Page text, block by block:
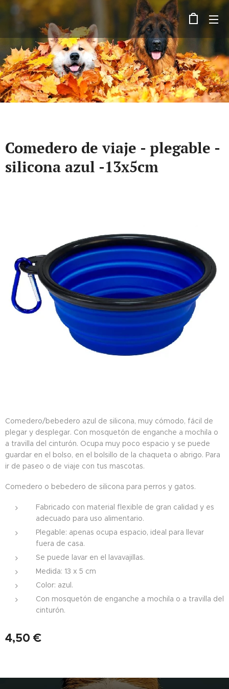
Comedero de viaje - plegable -
silicona azul -13x5cm
Comedero/bebedero azul de silicona, muy cómodo, fácil de
plegar y desplegar. Con mosquetón de enganche a mochila o
a travilla del cinturón. Ocupa muy poco espacio y se puede
guardar en el bolso, en el bolsillo de la chaqueta o abrigo. Para
ir de paseo o de viaje con tus mascotas.
Comedero o bebedero de silicona para perros y gatos.
Fabricado con material flexible de gran calidad y es
adecuado para uso alimentario.
Plegable: apenas ocupa espacio, ideal para llevar
fuera de casa.
Se puede lavar en el lavavajillas.
Medida: 13 x 5 cm
Color: azul.
Con mosquetón de enganche a mochila o a travilla del
cinturón.
4,50 €